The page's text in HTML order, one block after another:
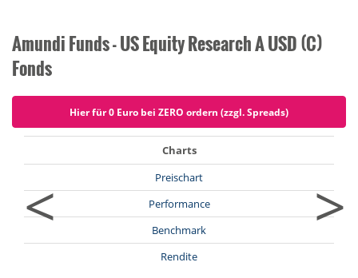
Amundi Funds - US Equity Research A USD (C)
Fonds
Hier für 0 Euro bei ZERO ordern (zzgl. Spreads)
<
Charts
Preischart
Performance
Benchmark
Rendite
>